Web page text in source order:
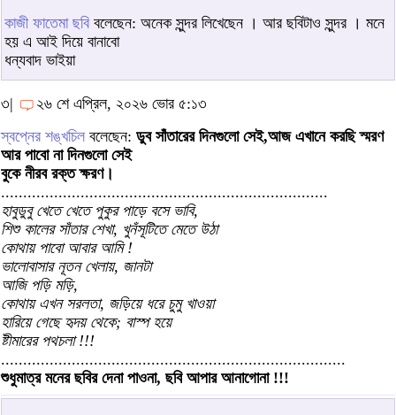
কাজী ফাতেমা ছবি বলেছেন: অনেক সুন্দর লিখেছেন । আর ছবিটাও সুন্দর । মনে
হয় এ আই দিয়ে বানাবো
ধন্যবাদ ভাইয়া
৩|
২৬ শে এপ্রিল, ২০২৬ ভোর ৫:১৩
স্বপ্নের শঙ্খচিল বলেছেন: ডুব সাঁতারের দিনগুলো সেই,আজ এখানে করছি স্মরণ
আর পাবো না দিনগুলো সেই
বুকে নীরব রক্ত ক্ষরণ।
..........................................................................
হাবুডুবু খেতে খেতে পুকুর পাড়ে বসে ভাবি,
শিশু কালের সাঁতার শেখা, খুনঁসূটিতে মেতে উঠা
কোথায় পাবো আবার আমি !
ভালোবাসার নূতন খেলায়, জানটা
আজি পড়ি মড়ি,
কোথায় এখন সরলতা, জড়িয়ে ধরে চুমু খাওয়া
হারিয়ে গেছে হৃদয় থেকে; বাস্প হয়ে
ষ্টীমারের পথচলা !!!
..............................................................................
শুধুমাত্র মনের ছবির দেনা পাওনা, ছবি আপার আনাগোনা !!!